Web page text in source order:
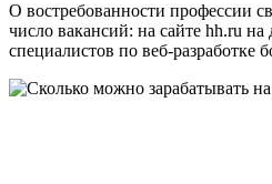
О востребованности профессии
число вакансий: на сайте hh.ru
специалистов по веб-разработке